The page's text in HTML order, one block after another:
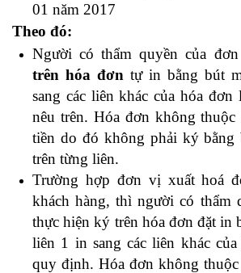
01 năm 2017
Theo đó:
Người có thẩm quyền của
trên hóa đơn tự in bằng bút
sang các liên khác của hóa
nêu trên. Hóa đơn không
tiền do đó không phải ký bằng
trên từng liên.
Trường hợp đơn vị xuất hoá
khách hàng, thì người có thẩm
thực hiện ký trên hóa đơn đặt in
liên 1 in sang các liên khác
quy định. Hóa đơn không